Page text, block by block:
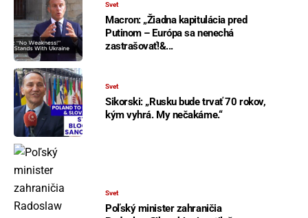
Svet
Macron: „Žiadna kapitulácia pred
Putinom – Európa sa nenechá
zastrašovať!&...
Svet
Sikorski: „Rusku bude trvať 70 rokov,
kým vyhrá. My nečakáme.“
Svet
Poľský minister zahraničia